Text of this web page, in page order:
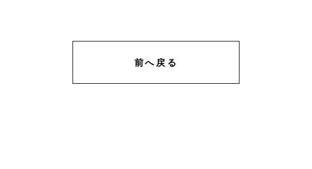
前へ戻る